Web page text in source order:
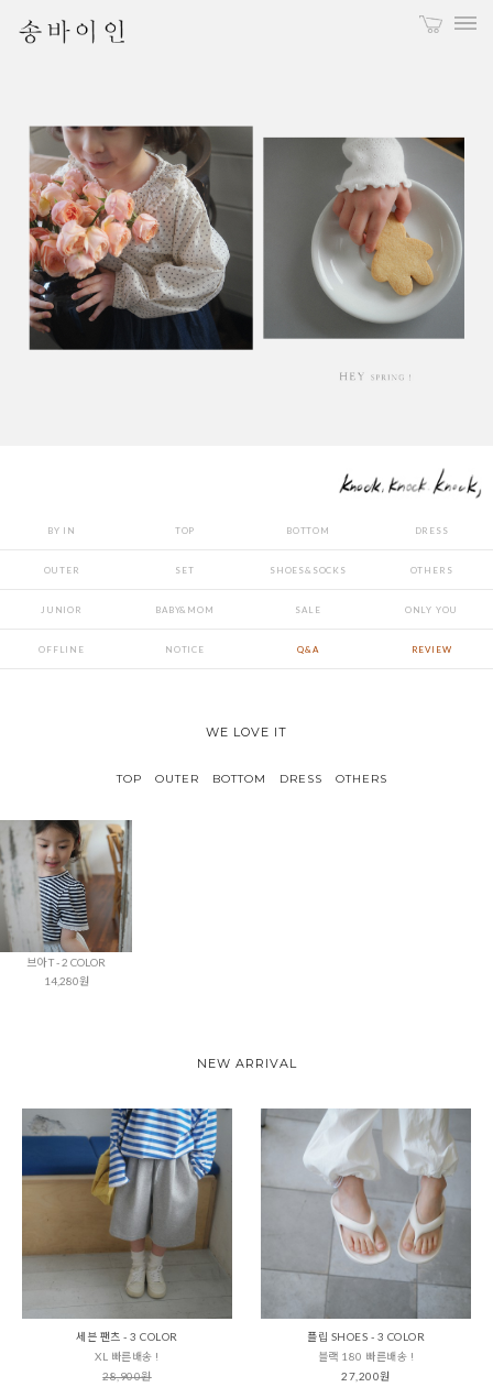
BY IN TOP BOTTOM DRESS
OUTER SET SHOES&SOCKS OTHERS
JUNIOR BABY&MOM SALE ONLY YOU
OFFLINE NOTICE Q&A REVIEW
WE LOVE IT
TOP OUTER BOTTOM DRESS OTHERS
브아 T - 2 COLOR
14,280원
NEW ARRIVAL
세븐 팬츠 - 3 COLOR
XL 빠른배송 !
28,900원
플립 SHOES - 3 COLOR
블랙 180 빠른배송 !
27,200원